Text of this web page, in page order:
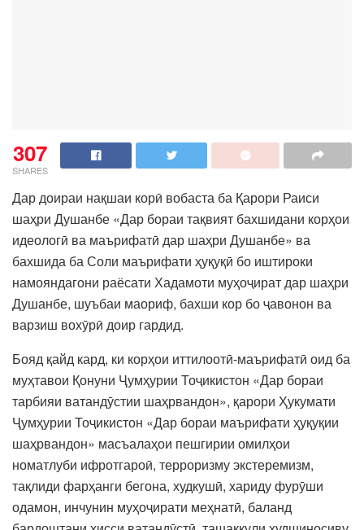
307
SHARES
Дар доираи нақшаи корӣ вобаста ба Қарори Раиси
шаҳри Душанбе «Дар бораи тақвият бахшидани корҳои
идеологӣ ва маърифатӣ дар шаҳри Душанбе» ва
бахшида ба Соли маърифати ҳуқуқӣ бо иштироки
намояндагони раёсати Хадамоти муҳоҷират дар шаҳри
Душанбе, шуъбаи маориф, бахши кор бо ҷавонон ва
варзиш вохӯрӣ доир гардид.
Бояд қайд кард, ки корҳои иттилоотӣ-маърифатӣ оид ба
муҳтавои Қонуни Ҷумҳурии Тоҷикистон «Дар бораи
тарбияи ватандӯстии шаҳрвандон», қарори Ҳукумати
Ҷумҳурии Тоҷикистон «Дар бораи маърифати ҳуқуқии
шаҳрвандон» масъалаҳои пешгирии омилҳои
номатлуби ифротгароӣ, терроризму экстеремизм,
тақлиди фарҳанги бегона, худкушӣ, хариду фурӯши
одамон, инчунин муҳоҷирати меҳнатӣ, баланд